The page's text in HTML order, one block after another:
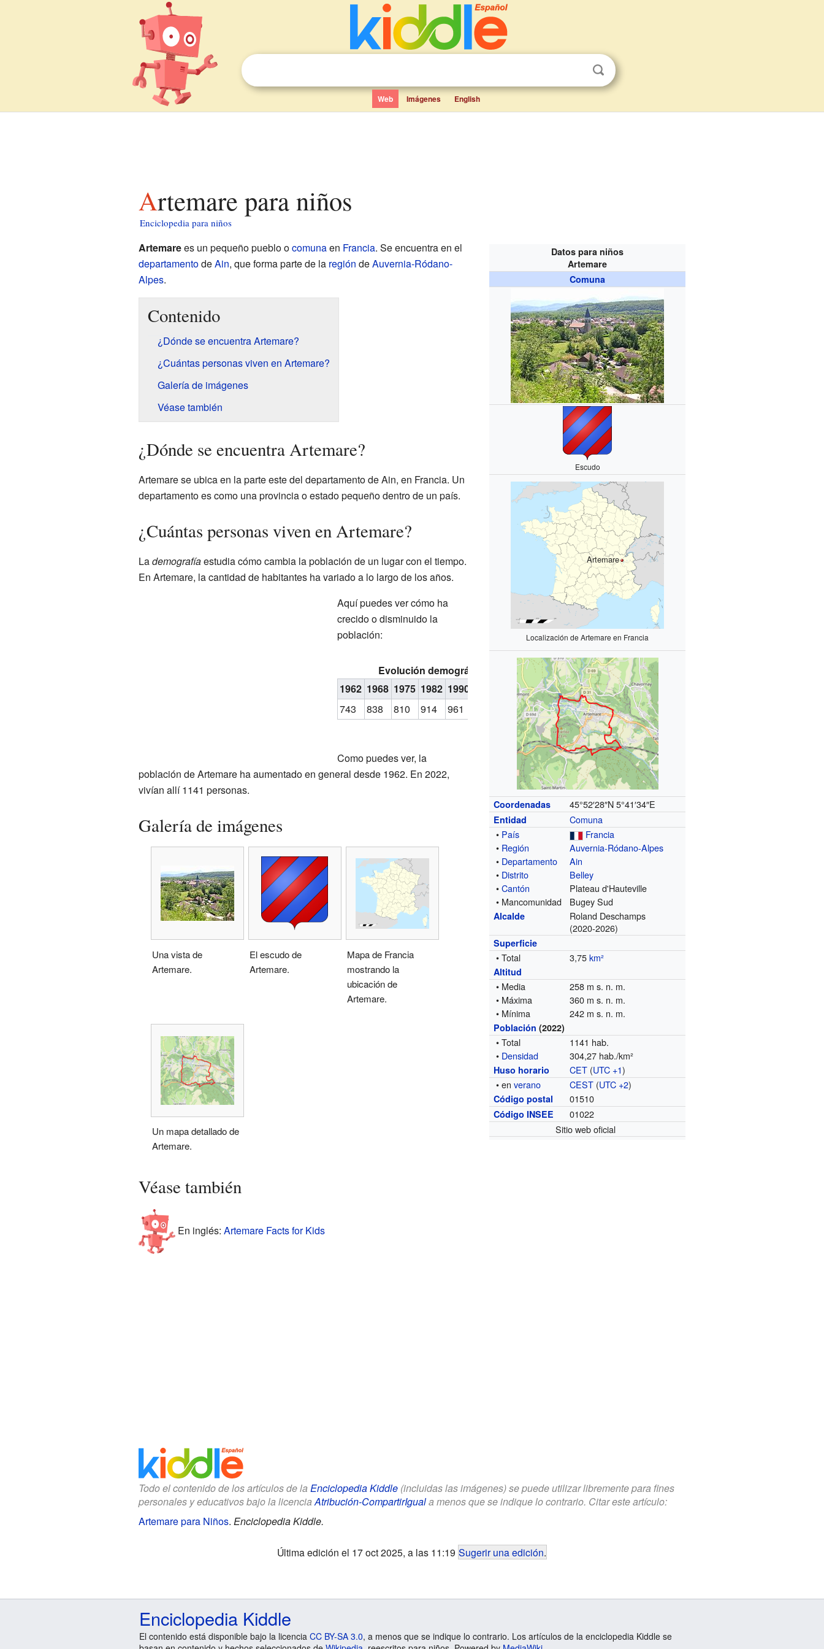
Web Imágenes English
Artemare para niños
Enciclopedia para niños
Datos para niños
Artemare
Comuna
Escudo
Artemare
Localización de Artemare en Francia
Coordenadas 45°52′28″N 5°41′34″E
Entidad
Comuna
• País
Francia
• Región
Auvernia-Ródano-Alpes
• Departamento
Ain
• Distrito
Belley
•Cantón
Plateau d'Hauteville
• Mancomunidad
Bugey Sud
Alcalde
Roland Deschamps
(2020-2026)
Superficie
• Total 3,75km²
Altitud
• Media
258 m s. n. m.
• Máxima
360 m s. n. m.
• Mínima
242 m s. n. m.
Población (2022)
• Total
1141 hab.
• Densidad 304,27 hab./km²
Huso horario CET (UTC +1)
• enverano CEST (UTC +2)
Código postal 01510
Código INSEE
01022
Sitio web oficial
Artemarees un pequeño pueblo ocomunaen Francia. Se encuentra en el
departamentodeAin, que forma parte de la región deAuvernia-Ródano-
Alpes.
Contenido
¿Dónde se encuentra Artemare?
¿Cuántas personas viven en Artemare?
Galería de imágenes
Véase también
¿Dónde se encuentra Artemare?
Artemare se ubica en la parte este del departamento de Ain, en Francia. Un
departamento es como una provincia o estado pequeño dentro de un país.
¿Cuántas personas viven en Artemare?
Lademografíaestudia cómo cambia la población de un lugar con el tiempo.
En Artemare, la cantidad de habitantes ha variado a lo largo de los años.
Aquí puedes ver cómo ha
crecido o disminuido la
población:
Evolución demográfica de Artemare
1962 1968 1975 1982 1990 2006 2013 2017
743
838 810 914 961 1 074 1 175 1 237
Como puedes ver, la
población de Artemare ha aumentado en general desde 1962. En 2022,
vivían allí 1141 personas.
Galería de imágenes
Una vista de
Artemare.
El escudo de
Artemare.
Mapa de Francia
mostrando la
ubicación de
Artemare.
Un mapa detallado de
Artemare.
Véase también
En inglés: Artemare Facts for Kids
Todo el contenido de los artículos de la Enciclopedia Kiddle(incluidas las imágenes) se puede utilizar libremente para fines
personales y educativos bajo la licenciaAtribución-CompartirIguala menos que se indique lo contrario. Citar este artículo:
Artemare para Niños. Enciclopedia Kiddle.
Última edición el 17 oct 2025, a las 11:19 Sugerir una edición.
Enciclopedia Kiddle
El contenido está disponible bajo la licencia CC BY-SA 3.0, a menos que se indique lo contrario. Los artículos de la enciclopedia Kiddle se